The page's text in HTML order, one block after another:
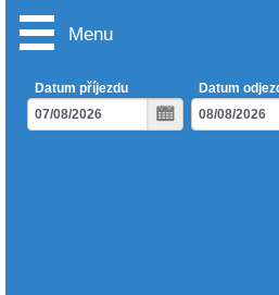
Menu
Datum příjezdu
Datum